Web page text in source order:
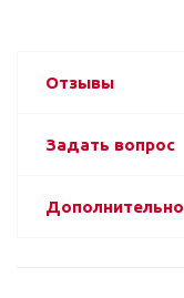
Отзывы
Задать вопрос
Дополнительно